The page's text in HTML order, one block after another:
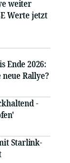
weiter
Werte jetzt
Ende 2026:
Rallye?
-
Starlink-